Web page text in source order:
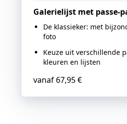
Galerielijst met passe-
De klassieker: met
foto
Keuze uit verschillende
kleuren en lijsten
vanaf 67,95 €